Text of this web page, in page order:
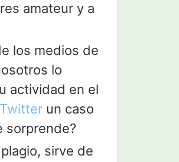
amateur y a
los medios de
lo
actividad en el
un caso
sorprende?
sirve de